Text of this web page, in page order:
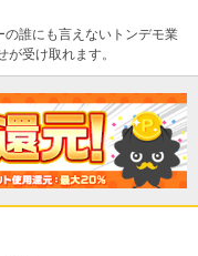
誰にも言えないトンデモ業
受け取れます。